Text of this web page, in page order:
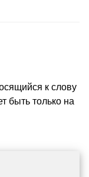
к слову
быть только на